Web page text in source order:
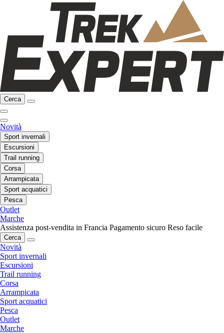
Cerca
Novità
Sport invernali
Escursioni
Trail running
Corsa
Arrampicata
Sport acquatici
Pesca
Outlet
Marche
Assistenza post-vendita in Francia Pagamento sicuro Reso facile
Cerca
Novità
Sport invernali
Escursioni
Trail running
Corsa
Arrampicata
Sport acquatici
Pesca
Outlet
Marche